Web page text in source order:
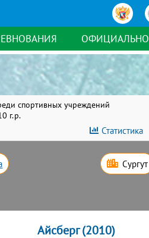
ОФИЦИАЛЬНО
спортивных учреждений
г.р.
Статистика
Сургут
Айсберг (2010)